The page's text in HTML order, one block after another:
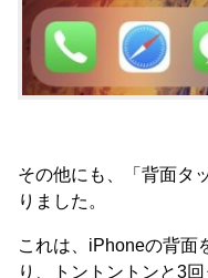
その他にも、「背面タ
りました。
これは、iPhoneの背面
り、トントントンと3